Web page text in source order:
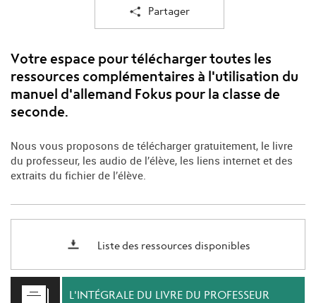
Partager
Votre espace pour télécharger toutes les
ressources complémentaires à l'utilisation du
manuel d'allemand Fokus pour la classe de
seconde.
Nous vous proposons de télécharger gratuitement, le livre
du professeur, les audio de l’élève, les liens internet et des
extraits du fichier de l’élève.
Liste des ressources disponibles
L'INTÉGRALE DU LIVRE DU PROFESSEUR